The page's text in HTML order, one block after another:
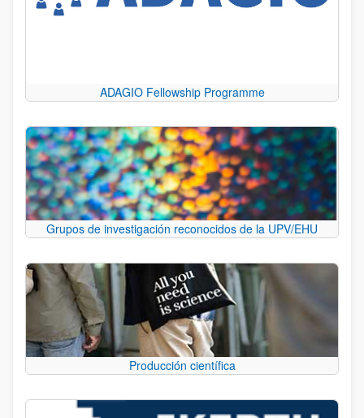
ADAGIO Fellowship Programme
Grupos de investigación reconocidos de la UPV/EHU
Producción científica